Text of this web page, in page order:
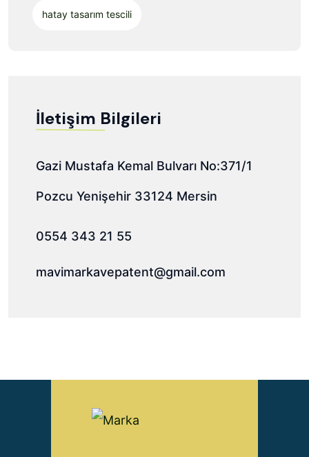
hatay tasarım tescili
İletişim Bilgileri
Gazi Mustafa Kemal Bulvarı No:371/1
Pozcu Yenişehir 33124 Mersin
0554 343 21 55
mavimarkavepatent@gmail.com